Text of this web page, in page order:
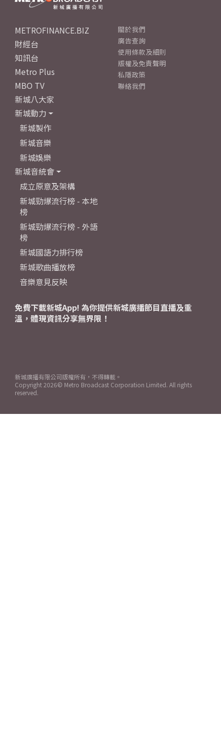
METROFINANCE.BIZ
財經台
知訊台
Metro Plus
MBO TV
新城八大家
新城動力
新城製作
新城音樂
新城娛樂
新城音統會
成立原意及架構
新城勁爆流行榜 - 本地
榜
新城勁爆流行榜 - 外語
榜
新城國語力排行榜
新城歌曲播放榜
音樂意見反映
關於我們
廣告查詢
使用條款及細則
版權及免責聲明
私隱政策
聯絡我們
免費下載新城App! 為你提供新城廣播節目直播及重
溫，體現資訊分享無界限！
新城廣播有限公司版權所有，不得轉載。
Copyright 2026© Metro Broadcast Corporation Limited. All rights
reserved.